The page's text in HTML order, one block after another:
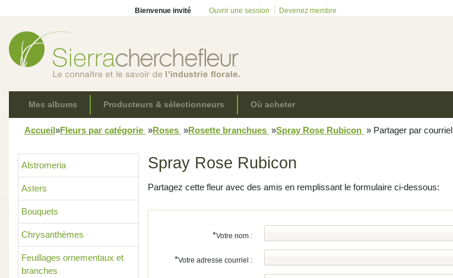
Bienvenue invité Ouvrir une session Devenez membre
Mes albums Producteurs & sélectionneurs Où acheter
Accueil»Fleurs par catégorie »Roses »Rosette branchues »Spray Rose Rubicon » Partager par courriel
Alstromeria
Asters
Bouquets
Chrysanthèmes
Feuillages ornementaux et
branches
Spray Rose Rubicon
Partagez cette fleur avec des amis en remplissant le formulaire ci-dessous:
*Votre nom :
*Votre adresse courriel :